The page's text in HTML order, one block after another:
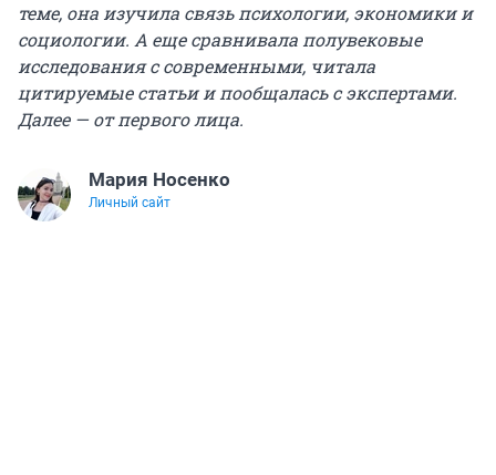
теме, она изучила связь психологии, экономики и
социологии. А еще сравнивала полувековые
исследования с современными, читала
цитируемые статьи и пообщалась с экспертами.
Далее — от первого лица.
Мария Носенко
Личный сайт